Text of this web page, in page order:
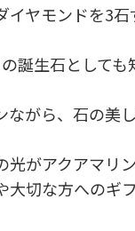
イヤモンドを3
誕生石として
ながら、石の美
がアクアマリ
大切な方へのギ